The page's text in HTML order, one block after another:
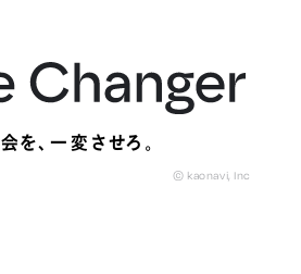
を、一変させろ。
© kaonavi, Inc